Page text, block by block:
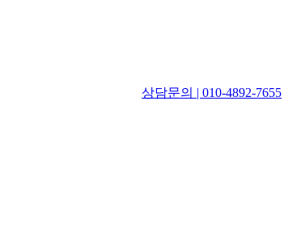
상담문의 | 010-4892-7655